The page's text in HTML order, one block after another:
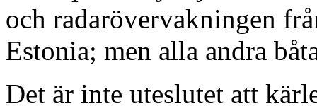
och radarövervakningen
Estonia; men alla andra
Det är inte uteslutet att